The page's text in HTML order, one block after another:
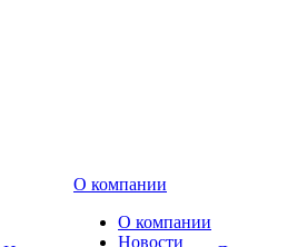
О компании
О компании
Новости